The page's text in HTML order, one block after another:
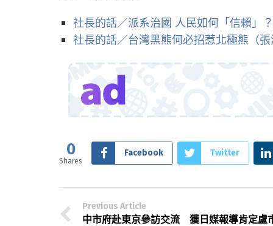
社長的話／派系治國 人民如何「信賴」
社長的話／台灣黑熊何必招惹北極熊（
0
Shares
Facebook Twitter
Previous Article
中市府赴東京參訪交流 獲日媒報導肯定盧